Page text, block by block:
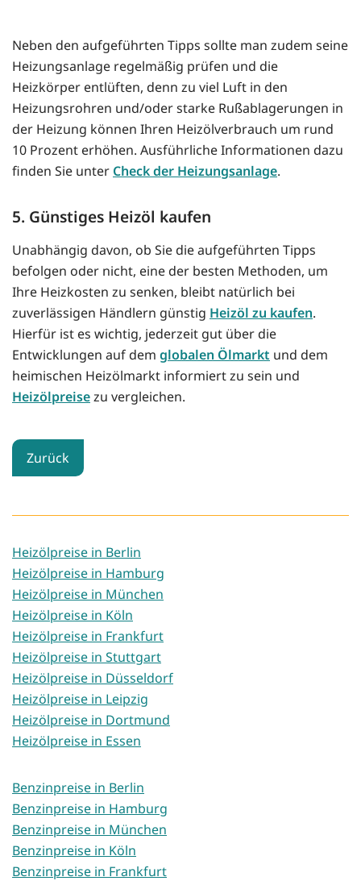
Neben den aufgeführten Tipps sollte man zudem seine
Heizungsanlage regelmäßig prüfen und die
Heizkörper entlüften, denn zu viel Luft in den
Heizungsrohren und/oder starke Rußablagerungen in
der Heizung können Ihren Heizölverbrauch um rund
10 Prozent erhöhen. Ausführliche Informationen dazu
finden Sie unter Check der Heizungsanlage.
5. Günstiges Heizöl kaufen
Unabhängig davon, ob Sie die aufgeführten Tipps
befolgen oder nicht, eine der besten Methoden, um
Ihre Heizkosten zu senken, bleibt natürlich bei
zuverlässigen Händlern günstig Heizöl zu kaufen.
Hierfür ist es wichtig, jederzeit gut über die
Entwicklungen auf dem globalen Ölmarkt und dem
heimischen Heizölmarkt informiert zu sein und
Heizölpreisezu vergleichen.
Zurück
Heizölpreise in Berlin
Heizölpreise in Hamburg
Heizölpreise in München
Heizölpreise in Köln
Heizölpreise in Frankfurt
Heizölpreise in Stuttgart
Heizölpreise in Düsseldorf
Heizölpreise in Leipzig
Heizölpreise in Dortmund
Heizölpreise in Essen
Benzinpreise in Berlin
Benzinpreise in Hamburg
Benzinpreise in München
Benzinpreise in Köln
Benzinpreise in Frankfurt